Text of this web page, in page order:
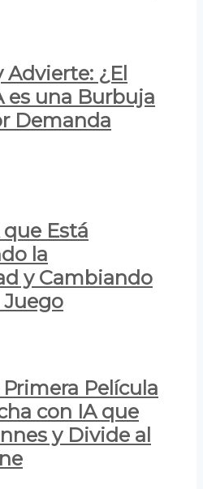
¿El
es una Burbuja
Demanda
Está
la
y Cambiando
Juego
Película
con IA que
y Divide al